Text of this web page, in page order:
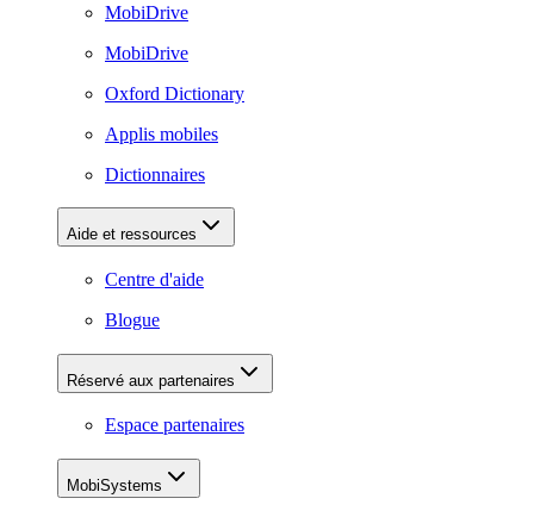
MobiDrive
MobiDrive
Oxford Dictionary
Applis mobiles
Dictionnaires
Aide et ressources
Centre d'aide
Blogue
Réservé aux partenaires
Espace partenaires
MobiSystems